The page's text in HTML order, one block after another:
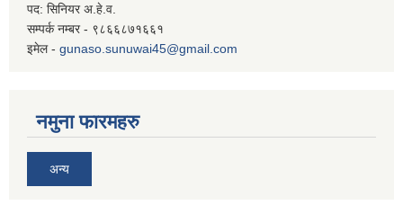
पद: सिनियर अ.हे.व.
सम्पर्क नम्बर - ९८६६८७१६६१
इमेल - gunaso.sunuwai45@gmail.com
नमुना फारमहरु
अन्य